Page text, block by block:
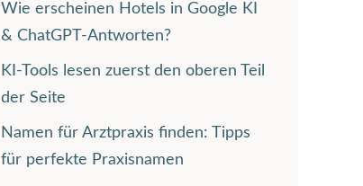
Wie erscheinen Hotels in Google KI
& ChatGPT-Antworten?
KI-Tools lesen zuerst den oberen Teil
der Seite
Namen für Arztpraxis finden: Tipps
für perfekte Praxisnamen